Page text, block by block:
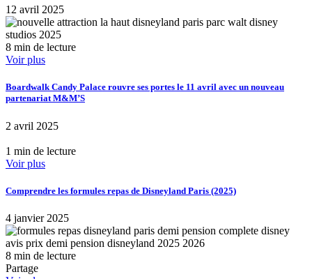
12 avril 2025
8 min de lecture
Voir plus
Boardwalk Candy Palace rouvre ses portes le 11 avril avec un nouveau
partenariat M&M’S
2 avril 2025
1 min de lecture
Voir plus
Comprendre les formules repas de Disneyland Paris (2025)
4 janvier 2025
8 min de lecture
Partage